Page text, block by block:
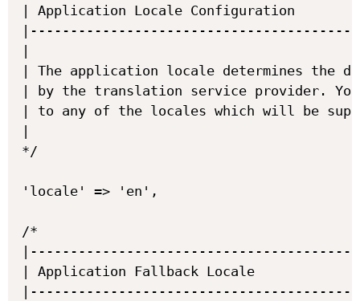
| Application Locale Configuration
| The application locale determines the
| by the translation service provider.
| to any of the locales which will be
*/
'locale' => 'en',
/*
| Application Fallback Locale